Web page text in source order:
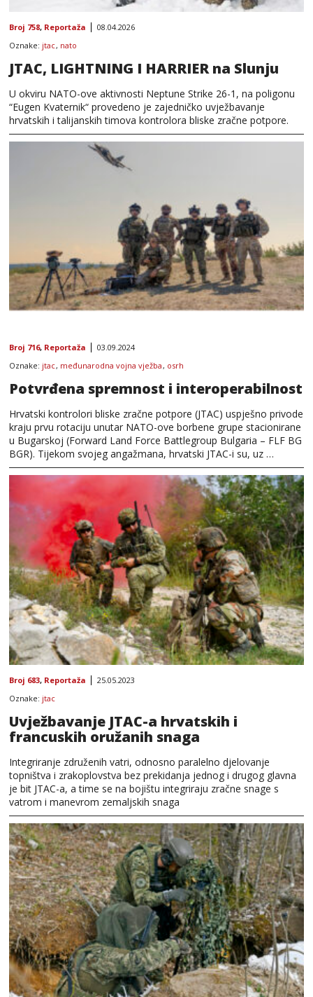
Broj 758, Reportaža
08.04.2026
Oznake: jtac, nato
JTAC, LIGHTNING I HARRIER na Slunju
U okviru NATO-ove aktivnosti Neptune Strike 26-1, na poligonu
“Eugen Kvaternik“ provedeno je zajedničko uvježbavanje
hrvatskih i talijanskih timova kontrolora bliske zračne potpore.
Broj 716, Reportaža
03.09.2024
Oznake: jtac, međunarodna vojna vježba , osrh
Potvrđena spremnost i interoperabilnost
Hrvatski kontrolori bliske zračne potpore (JTAC) uspješno privode
kraju prvu rotaciju unutar NATO-ove borbene grupe stacionirane
u Bugarskoj (Forward Land Force Battlegroup Bulgaria – FLF BG
BGR). Tijekom svojeg angažmana, hrvatski JTAC-i su, uz …
Broj 683, Reportaža
25.05.2023
Oznake: jtac
Uvježbavanje JTAC-a hrvatskih i
francuskih oružanih snaga
Integriranje združenih vatri, odnosno paralelno djelovanje
topništva i zrakoplovstva bez prekidanja jednog i drugog glavna
je bit JTAC-a, a time se na bojištu integriraju zračne snage s
vatrom i manevrom zemaljskih snaga